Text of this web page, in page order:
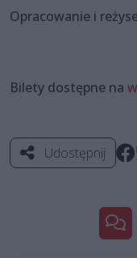
Opracowanie i
Bilety dostępne na
Udostępnij